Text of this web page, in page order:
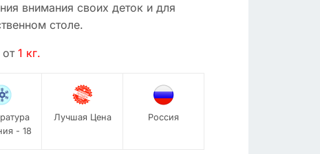
внимания своих деток и для
столе.
1 кг.
- 18
Лучшая Цена Россия